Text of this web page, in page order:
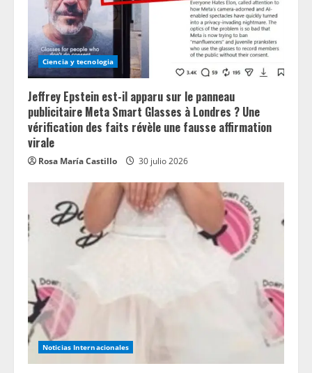
Ciencia y tecnologia
Jeffrey Epstein est-il apparu sur le panneau
publicitaire Meta Smart Glasses à Londres ? Une
vérification des faits révèle une fausse affirmation
virale
Rosa María Castillo 30 julio 2026
Noticias Internacionales